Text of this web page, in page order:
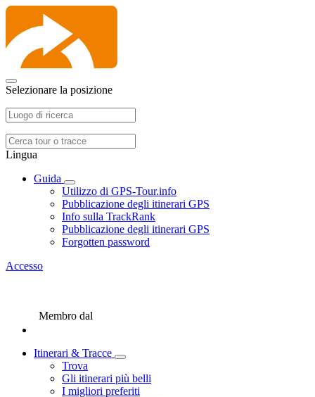
Selezionare la posizione
Lingua
Guida
Utilizzo di GPS-Tour.info
Pubblicazione degli itinerari GPS
Info sulla TrackRank
Pubblicazione degli itinerari GPS
Forgotten password
Accesso
Membro dal
Itinerari & Tracce
Trova
Gli itinerari più belli
I migliori preferiti